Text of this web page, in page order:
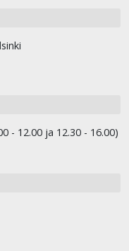
- 12.00 ja 12.30 - 16.00)